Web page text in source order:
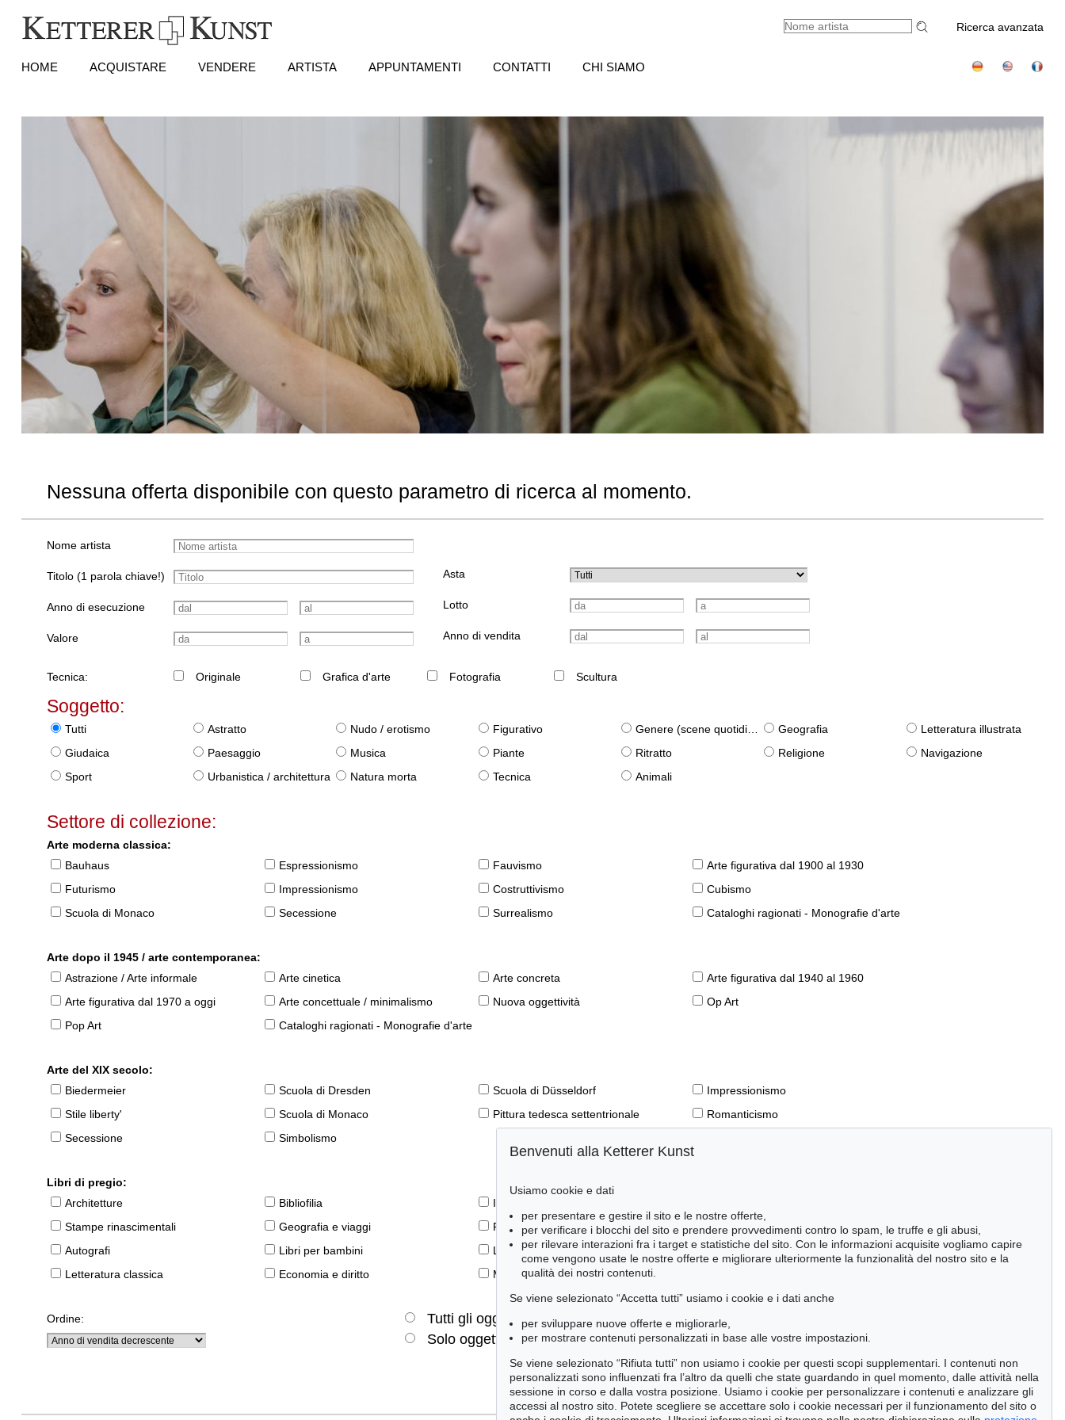
Ricerca avanzata
HOME ACQUISTARE VENDERE ARTISTA APPUNTAMENTI CONTATTI CHI SIAMO
Nessuna offerta disponibile con questo parametro di ricerca al momento.
Nome artista
Titolo (1 parola chiave!)
Anno di esecuzione
Valore
Asta
Lotto
Anno di vendita
Tecnica: Originale Grafica d'arte Fotografia Scultura
Soggetto:
Tutti Astratto Nudo / erotismo Figurativo Genere (scene quotidiane) Geografia
Letteratura illustrata
Giudaica
Paesaggio Musica Piante Ritratto Religione
Navigazione
Sport
Urbanistica / architettura Natura morta Tecnica Animali
Settore di collezione:
Arte moderna classica:
Bauhaus
Espressionismo Fauvismo
Arte figurativa dal 1900 al 1930
Futurismo
Impressionismo Costruttivismo
Cubismo
Scuola di Monaco
Secessione Surrealismo Cataloghi ragionati - Monografie d'arte
Arte dopo il 1945 / arte contemporanea:
Astrazione / Arte informale
Arte cinetica Arte concreta
Arte figurativa dal 1940 al 1960
Arte figurativa dal 1970 a oggi
Arte concettuale / minimalismo Nuova oggettività
Op Art
Pop Art
Cataloghi ragionati - Monografie d'arte
Arte del XIX secolo:
Biedermeier
Scuola di Dresden Scuola di Düsseldorf
Impressionismo
Stile liberty'
Scuola di Monaco Pittura tedesca settentrionale
Romanticismo
Secessione
Simbolismo
Libri di pregio:
Architetture
Bibliofilia Il libro e la modernità
Stampe rinascimentali
Geografia e viaggi Prime edizioni
Manoscritti antichi
Autografi
Libri per bambini Lifestyle
Pietre miliari delle scienze naturali
Letteratura classica
Economia e diritto Meraviglie della natura
Ordine: Tutti gli oggetti
Solo offerte attuali
Solo oggetti venduti
Benvenuti alla Ketterer Kunst
Usiamo cookie e dati
per presentare e gestire il sito e le nostre offerte,
per verificare i blocchi del sito e prendere provvedimenti contro lo spam, le truffe e gli abusi,
per rilevare interazioni fra i target e statistiche del sito. Con le informazioni acquisite vogliamo capire
come vengono usate le nostre offerte e migliorare ulteriormente la funzionalità del nostro sito e la
qualità dei nostri contenuti.
Se viene selezionato “Accetta tutti” usiamo i cookie e i dati anche
per sviluppare nuove offerte e migliorarle,
per mostrare contenuti personalizzati in base alle vostre impostazioni.
Se viene selezionato “Rifiuta tutti” non usiamo i cookie per questi scopi supplementari. I contenuti non
personalizzati sono influenzati fra l’altro da quelli che state guardando in quel momento, dalle attività nella
sessione in corso e dalla vostra posizione. Usiamo i cookie per personalizzare i contenuti e analizzare gli
accessi al nostro sito. Potete scegliere se accettare solo i cookie necessari per il funzionamento del sito o